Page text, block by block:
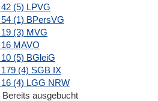
42 (5) LPVG
54 (1) BPersVG
19 (3) MVG
16 MAVO
10 (5) BGleiG
179 (4) SGB IX
16 (4) LGG NRW
Bereits ausgebucht